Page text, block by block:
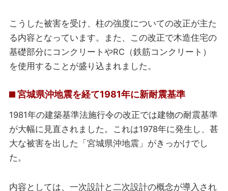
こうした被害を受け、柱の強度についての改正が主た
る内容となっています。また、この改正で木造住宅の
基礎部分にコンクリートやRC（鉄筋コンクリート）
を使用することが盛り込まれました。
宮城県沖地震を経て1981年に新耐震基準
1981年の建築基準法施行令の改正では建物の耐震基準
が大幅に見直されました。これは1978年に発生し、甚
大な被害を出した「宮城県沖地震」がきっかけでし
た。
内容としては、一次設計と二次設計の概念が導入され